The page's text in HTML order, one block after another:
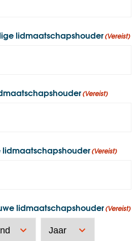
lidmaatschapshouder(Vereist)
(Vereist)
(Vereist)
lidmaatschapshouder(Vereist)